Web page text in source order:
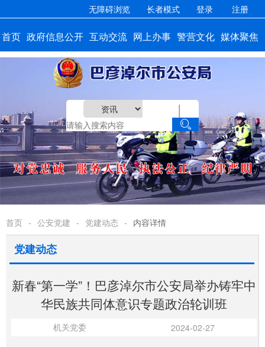
无障碍浏览 长者模式 登录 注册
首页 政府信息公开 互动交流 网上办事 警营文化 媒体聚焦
|

首页 - 公安党建 - 党建动态 - 内容详情
党建动态
新春“第一学”！巴彦淖尔市公安局举办铸牢中
华民族共同体意识专题政治轮训班
机关党委 2024-02-27